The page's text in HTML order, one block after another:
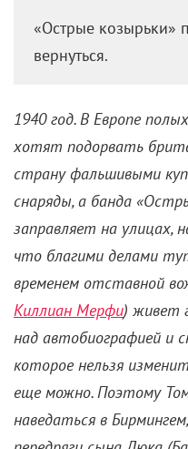
«Острые козырьки»
вернуться.
1940 год. В Европе
хотят подорвать
страну фальшивыми
снаряды, а банда
заправляет на улицах,
что благими делами
временем отставной
Киллиан Мерфи) живет
над автобиографией и
которое нельзя
еще можно. Поэтому
наведаться в